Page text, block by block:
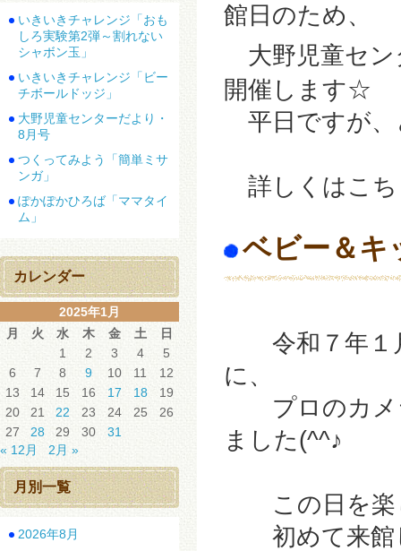
館日のため、
大野児童セン
開催します☆
平日ですが、
詳しくは
ベビー＆
令和７年１
に、
プロのカメ
ました(^^♪
この日を楽
初めて来館
いきいきチャレンジ「おも
しろ実験第2弾～割れない
シャボン玉」
いきいきチャレンジ「ビー
チボールドッジ」
大野児童センターだより・
8月号
つくってみよう「簡単ミサ
ンガ」
ぽかぽかひろば「ママタイ
ム」
カレンダー
2025年1月
月
火 水 木 金 土
日
1
2 3 4
5
6
7 8 9 10 11
12
13
14 15 16 17 18
19
20
21 22 23 24 25
26
27
28 29 30
31
« 12月
2月 »
月別一覧
2026年8月